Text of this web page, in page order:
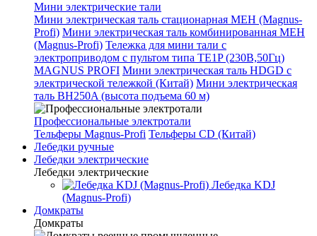
Мини электрические тали
Мини электрическая таль стационарная МЕН (Magnus-
Profi) Мини электрическая таль комбинированная МЕН
(Magnus-Profi) Тележка для мини тали с
электроприводом с пультом типа TE1P (230В,50Гц)
MAGNUS PROFI Мини электрическая таль HDGD с
электрической тележкой (Китай) Мини электрическая
таль BH250A (высота подъема 60 м)
Профессиональные электротали
Тельферы Magnus-Profi Тельферы CD (Китай)
Лебедки ручные
Лебедки электрические
Лебедки электрические
Лебедка KDJ
(Magnus-Profi)
Домкраты
Домкраты